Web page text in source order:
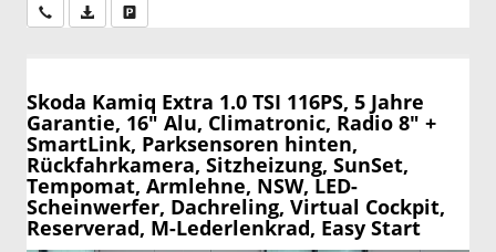
Wir rufen Sie anPDF-Datei, Fahrzeugexposé drucken
Skoda Kamiq Extra 1.0 TSI 116PS, 5 Jahre
Garantie, 16" Alu, Climatronic, Radio 8" +
SmartLink, Parksensoren hinten,
Rückfahrkamera, Sitzheizung, SunSet,
Tempomat, Armlehne, NSW, LED-
Scheinwerfer, Dachreling, Virtual Cockpit,
Reserverad, M-Lederlenkrad, Easy Start